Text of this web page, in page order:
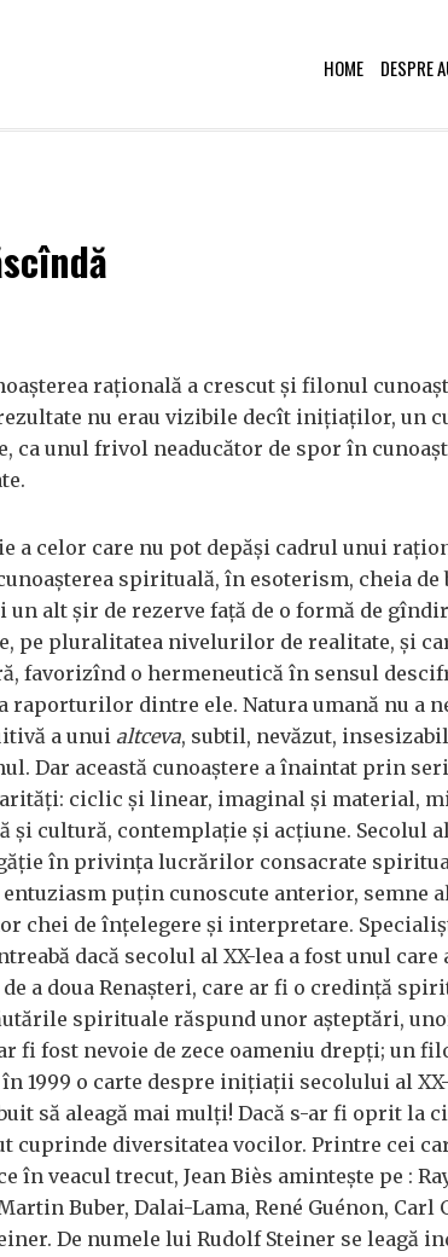
HOME DESPRE
rațională a crescut și filonul
nu erau vizibile decît inițiaților, un
ca unul frivol neaducător de spor în
a celor care nu pot depăși cadrul unui
spirituală, în esoterism, cheia de
alt șir de rezerve față de o formă de
pe pluralitatea nivelurilor de realitate, și
favorizînd o hermeneutică în sensul
raporturilor dintre ele. Natura umană nu a
a unui altceva, subtil, nevăzut,
Dar această cunoaștere a înaintat prin
ciclic și linear, imaginal și material,
cultură, contemplație și acțiune. Secolul al
în privința lucrărilor consacrate
puțin cunoscute anterior, semne
chei de înțelegere și interpretare.
dacă secolul al XX-lea a fost unul care
a doua Renașteri, care ar fi o credință
spirituale răspund unor așteptări,
fi fost nevoie de zece oameniu drepți; un
în 1999 o carte despre inițiații secolului al
să aleagă mai mulți! Dacă s-ar fi oprit la
cuprinde diversitatea vocilor. Printre cei
veacul trecut, Jean Biès amintește pe :
Buber, Dalai-Lama, René Guénon, Carl
De numele lui Rudolf Steiner se leagă